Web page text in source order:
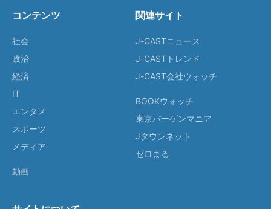
コンテンツ
社会
政治
経済
IT
エンタメ
スポーツ
メディア
動画
関連サイト
J-CASTニュース
J-CASTトレンド
J-CAST会社ウォッチ
BOOKウォッチ
東京バーゲンマニア
Jタウンネット
ゼロまる